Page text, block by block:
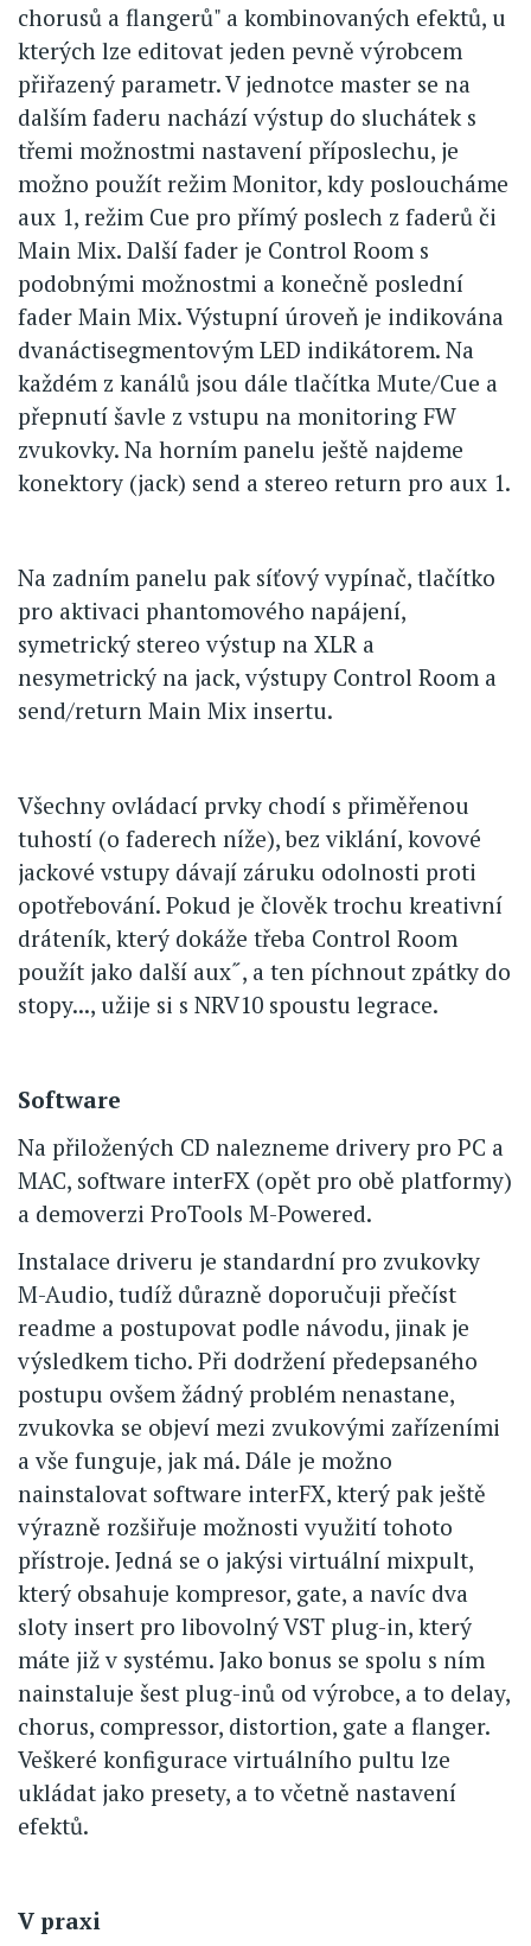
chorusů a flangerů" a kombinovaných efektů, u
kterých lze editovat jeden pevně výrobcem
přiřazený parametr. V jednotce master se na
dalším faderu nachází výstup do sluchátek s
třemi možnostmi nastavení příposlechu, je
možno použít režim Monitor, kdy posloucháme
aux 1, režim Cue pro přímý poslech z faderů či
Main Mix. Další fader je Control Room s
podobnými možnostmi a konečně poslední
fader Main Mix. Výstupní úroveň je indikována
dvanáctisegmentovým LED indikátorem. Na
každém z kanálů jsou dále tlačítka Mute/Cue a
přepnutí šavle z vstupu na monitoring FW
zvukovky. Na horním panelu ještě najdeme
konektory (jack) send a stereo return pro aux 1.
Na zadním panelu pak síťový vypínač, tlačítko
pro aktivaci phantomového napájení,
symetrický stereo výstup na XLR a
nesymetrický na jack, výstupy Control Room a
send/return Main Mix insertu.
Všechny ovládací prvky chodí s přiměřenou
tuhostí (o faderech níže), bez viklání, kovové
jackové vstupy dávají záruku odolnosti proti
opotřebování. Pokud je člověk trochu kreativní
dráteník, který dokáže třeba Control Room
použít jako další aux˝, a ten píchnout zpátky do
stopy..., užije si s NRV10 spoustu legrace.
Software
Na přiložených CD nalezneme drivery pro PC a
MAC, software interFX (opět pro obě platformy)
a demoverzi ProTools M-Powered.
Instalace driveru je standardní pro zvukovky
M-Audio, tudíž důrazně doporučuji přečíst
readme a postupovat podle návodu, jinak je
výsledkem ticho. Při dodržení předepsaného
postupu ovšem žádný problém nenastane,
zvukovka se objeví mezi zvukovými zařízeními
a vše funguje, jak má. Dále je možno
nainstalovat software interFX, který pak ještě
výrazně rozšiřuje možnosti využití tohoto
přístroje. Jedná se o jakýsi virtuální mixpult,
který obsahuje kompresor, gate, a navíc dva
sloty insert pro libovolný VST plug-in, který
máte již v systému. Jako bonus se spolu s ním
nainstaluje šest plug-inů od výrobce, a to delay,
chorus, compressor, distortion, gate a flanger.
Veškeré konfigurace virtuálního pultu lze
ukládat jako presety, a to včetně nastavení
efektů.
V praxi